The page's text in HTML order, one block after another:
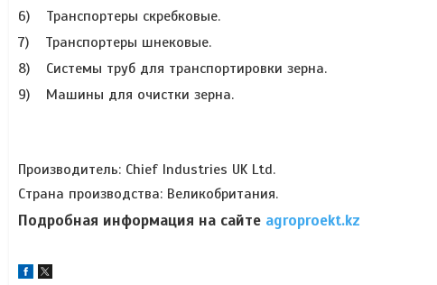
6)
Транспортеры скребковые.
7)
Транспортеры шнековые.
8)
Системы труб для транспортировки зерна.
9)
Машины для очистки зерна.
Производитель: Chief Industries UK Ltd.
Страна производства: Великобритания.
Подробная информация на сайте agroproekt.kz